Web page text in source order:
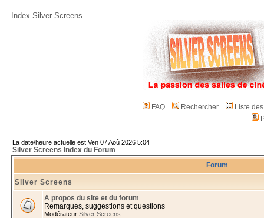
Index Silver Screens
FAQ Rechercher
Liste
La date/heure actuelle est Ven 07 Aoû 2026 5:04
Silver Screens Index du Forum
Forum
Silver Screens
A propos du site et du forum
Remarques, suggestions et questions
Modérateur Silver Screens